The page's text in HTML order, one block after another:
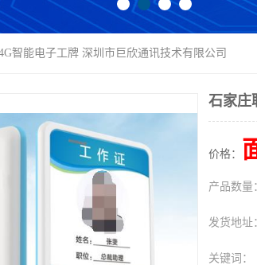
智能电子工牌 深圳市巨欣通讯技术有限公司
石家庄
价格：
产品数量
发货地址
关键词：